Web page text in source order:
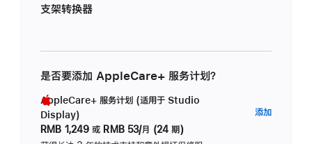
支架转换器
是否要添加 AppleCare+ 服务计划？
AppleCare+ 服务计划 (适用于 Studio
Display)
RMB 1,249 或 RMB 53/月 (24 期)
添加